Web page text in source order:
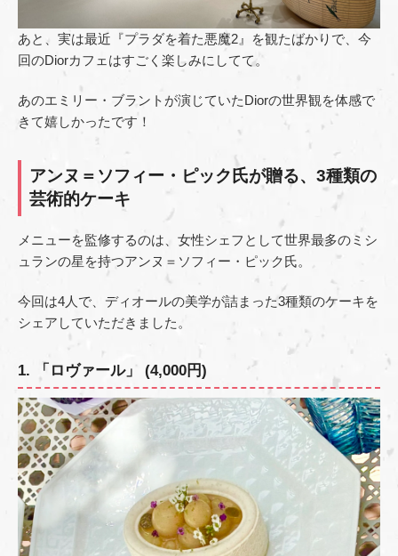
あと、実は最近『プラダを着た悪魔2』を観たばかりで、今
回のDiorカフェはすごく楽しみにしてて。
あのエミリー・ブラントが演じていたDiorの世界観を体感で
きて嬉しかったです！
アンヌ＝ソフィー・ピック氏が贈る、3種類の
芸術的ケーキ
メニューを監修するのは、女性シェフとして世界最多のミシ
ュランの星を持つアンヌ＝ソフィー・ピック氏。
今回は4人で、ディオールの美学が詰まった3種類のケーキを
シェアしていただきました。
1. 「ロヴァール」 (4,000円)